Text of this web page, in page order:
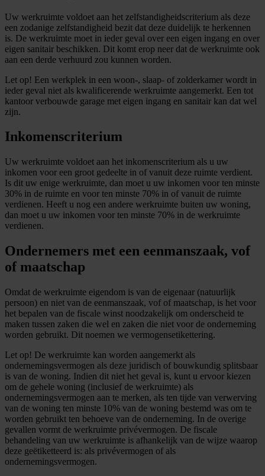
Uw werkruimte voldoet aan het zelfstandigheidscriterium als deze
een zodanige zelfstandigheid bezit dat deze duidelijk te herkennen
is. De werkruimte moet in ieder geval over een eigen ingang en over
eigen sanitair beschikken. Dit komt erop neer dat de werkruimte ook
aan een derde verhuurd zou kunnen worden.
Let op! Een werkplek in een woon-, slaap- of zolderkamer wordt in
ieder geval niet als kwalificerende werkruimte aangemerkt. Een tot
kantoor verbouwde garage met eigen ingang en sanitair kan dat wel
zijn.
Inkomenscriterium
Uw werkruimte voldoet aan het inkomenscriterium als u uw
inkomen voor een groot gedeelte in of vanuit deze ruimte verdient.
Is dit uw enige werkruimte, dan moet u uw inkomen voor ten minste
30% in de ruimte en voor ten minste 70% in of vanuit de ruimte
verdienen. Heeft u nog een andere werkruimte buiten uw woning,
dan moet u uw inkomen voor ten minste 70% in de werkruimte
verdienen.
Ondernemers met een eenmanszaak, vof
of maatschap
Omdat de werkruimte eigendom is van de eigenaar (natuurlijk
persoon) en niet van de eenmanszaak, vof of maatschap, is het voor
het bepalen van de fiscale winst noodzakelijk om onderscheid te
maken tussen zaken die wel en zaken die niet voor de onderneming
worden gebruikt. Dit noemen we vermogensetikettering.
Let op! De werkruimte kan worden aangemerkt als
ondernemingsvermogen als deze juridisch of bouwkundig splitsbaar
is van de woning. Indien dit niet het geval is, kunt u ervoor kiezen
om de gehele woning (inclusief de werkruimte) als
ondernemingsvermogen aan te merken, als ten tijde van verwerving
van de woning ten minste 10% van de woning bestemd was om te
worden gebruikt ten behoeve van de onderneming. In de overige
gevallen vormt de werkruimte privévermogen. De fiscale
behandeling van uw werkruimte is afhankelijk van de wijze waarop
deze geëtiketteerd is: als privévermogen of als
ondernemingsvermogen.